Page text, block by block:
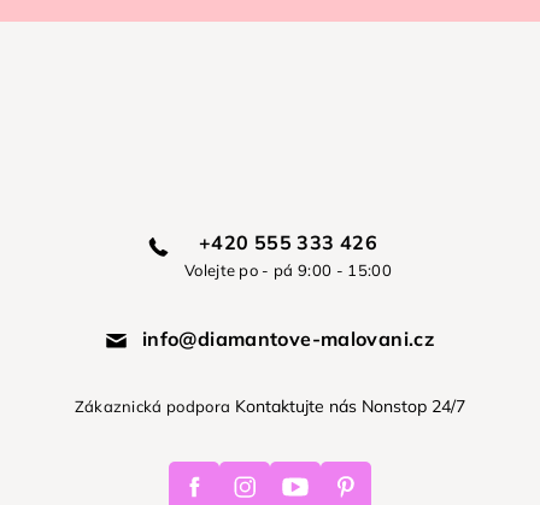
+420 555 333 426
Volejte po - pá 9:00 - 15:00
info@diamantove-malovani.cz
Zákaznická podpora Kontaktujte nás Nonstop 24/7
FacebookInstagramYoutube Pinterest